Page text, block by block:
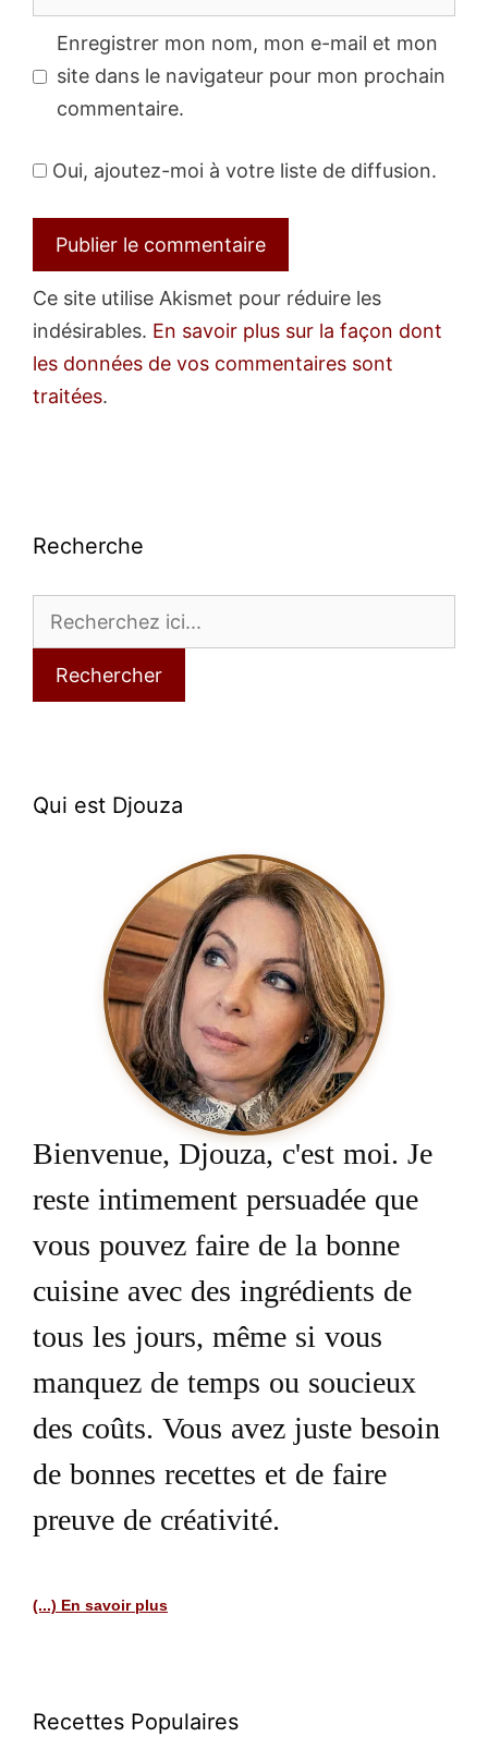
web
Enregistrer mon nom, mon e-mail et mon
site dans le navigateur pour mon prochain
commentaire.
Oui, ajoutez-moi à votre liste de diffusion.
Ce site utilise Akismet pour réduire les
indésirables. En savoir plus sur la façon dont
les données de vos commentaires sont
traitées.
Recherche
Rechercher
Qui est Djouza
Bienvenue, Djouza, c'est moi. Je
reste intimement persuadée que
vous pouvez faire de la bonne
cuisine avec des ingrédients de
tous les jours, même si vous
manquez de temps ou soucieux
des coûts. Vous avez juste besoin
de bonnes recettes et de faire
preuve de créativité.
(...) En savoir plus
Recettes Populaires